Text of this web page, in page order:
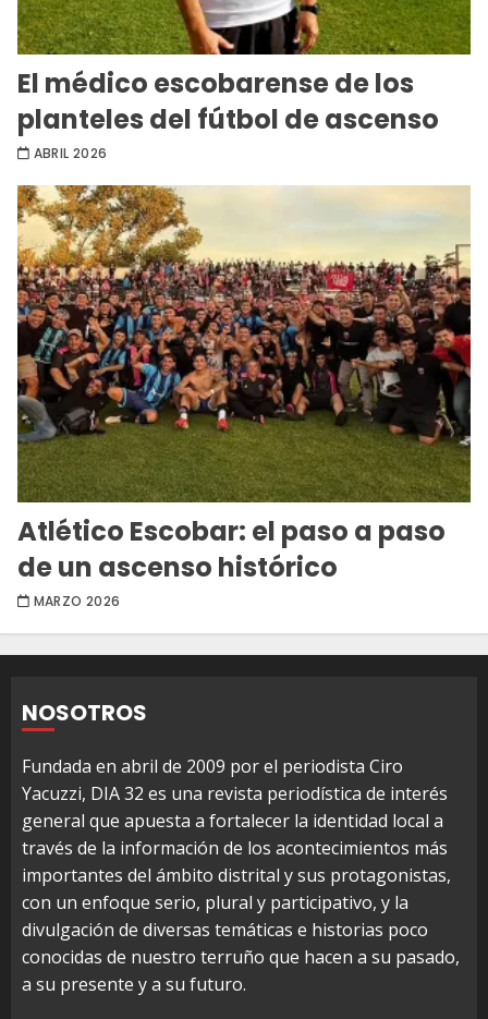
El médico escobarense de los
planteles del fútbol de ascenso
ABRIL 2026
Atlético Escobar: el paso a paso
de un ascenso histórico
MARZO 2026
NOSOTROS
Fundada en abril de 2009 por el periodista Ciro
Yacuzzi, DIA 32 es una revista periodística de interés
general que apuesta a fortalecer la identidad local a
través de la información de los acontecimientos más
importantes del ámbito distrital y sus protagonistas,
con un enfoque serio, plural y participativo, y la
divulgación de diversas temáticas e historias poco
conocidas de nuestro terruño que hacen a su pasado,
a su presente y a su futuro.